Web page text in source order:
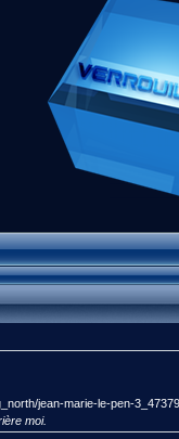
moi.